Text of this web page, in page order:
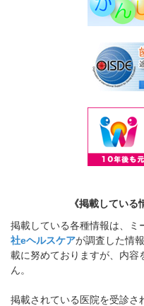
《掲載している
掲載している各種情報は、ミ
社eヘルスケアが調査した情
載に努めておりますが、内容
ん。
掲載されている医院を受診さ